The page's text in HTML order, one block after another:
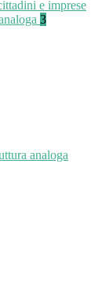
e imprese
3
analoga